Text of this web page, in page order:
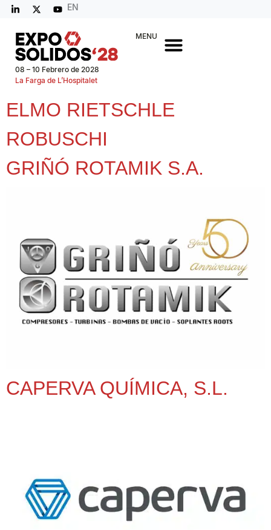
EN
08 – 10 Febrero de 2028
La Farga de L’Hospitalet
MENU
ELMO RIETSCHLE
ROBUSCHI
GRIÑÓ ROTAMIK S.A.
CAPERVA QUÍMICA, S.L.